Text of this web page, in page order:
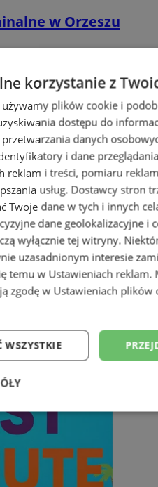
w Orzeszu
www - Orzesze
korzystanie z
plików cookie i
dostępu do
danych
i dane
reklam i treści, pomiaru
usług. Dostawcy stron
Twoje dane w tych i innych
dane geolokalizacyjne i
wyłącznie tej witryny.
uzasadnionym interesie
temu w Ustawieniach reklam.
zgodę w Ustawieniach plików
WSZYSTKIE
Wydajność
Niesklasyfikowane